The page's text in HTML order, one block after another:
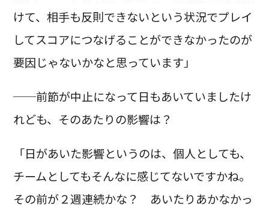
けて、相手も反則できないという状況でプレイ
してスコアにつなげることができなかったのが
要因じゃないかなと思っています」
──前節が中止になって日もあいていましたけ
れども、そのあたりの影響は？
「日があいた影響というのは、個人としても、
チームとしてもそんなに感じてないですかね。
その前が２週連続かな？ あいたりあかなかっ